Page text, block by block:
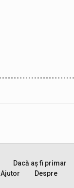
Dacă aș fi primar
Ajutor Despre